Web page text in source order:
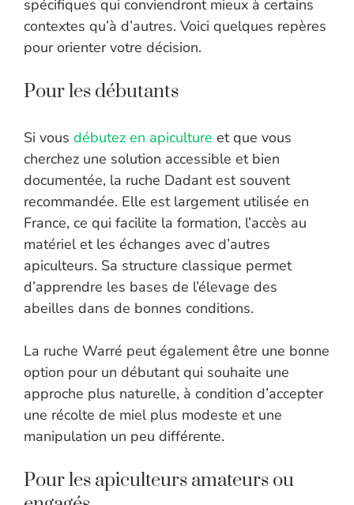
spécifiques qui conviendront mieux à certains
contextes qu’à d’autres. Voici quelques repères
pour orienter votre décision.
Pour les débutants
Si vous débutez en apiculture et que vous
cherchez une solution accessible et bien
documentée, la ruche Dadant est souvent
recommandée. Elle est largement utilisée en
France, ce qui facilite la formation, l’accès au
matériel et les échanges avec d’autres
apiculteurs. Sa structure classique permet
d’apprendre les bases de l’élevage des
abeilles dans de bonnes conditions.
La ruche Warré peut également être une bonne
option pour un débutant qui souhaite une
approche plus naturelle, à condition d’accepter
une récolte de miel plus modeste et une
manipulation un peu différente.
Pour les apiculteurs amateurs ou